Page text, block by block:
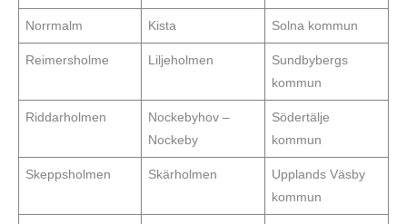
Norrmalm‎ Kista Solna kommun
Reimersholme‎ Liljeholmen
Sundbybergs
kommun
Riddarholmen‎
Nockebyhov –
Nockeby
Södertälje
kommun
Skeppsholmen‎ Skärholmen
Upplands Väsby
kommun